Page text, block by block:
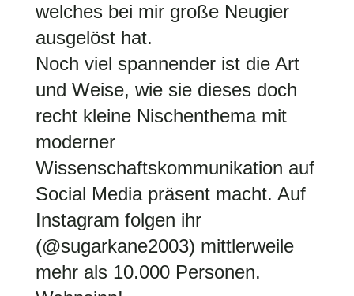
welches bei mir große Neugier
ausgelöst hat.
Noch viel spannender ist die Art
und Weise, wie sie dieses doch
recht kleine Nischenthema mit
moderner
Wissenschaftskommunikation auf
Social Media präsent macht. Auf
Instagram folgen ihr
(@sugarkane2003) mittlerweile
mehr als 10.000 Personen.